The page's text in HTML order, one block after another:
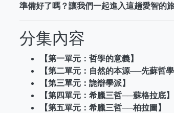
準備好了嗎？讓我們一起進入這趟愛智的
分集內容
【第一單元：哲學的意義】
【第二單元：自然的本源──先蘇哲學
【第三單元：詭辯學派】
【第四單元：希臘三哲──蘇格拉底】
【第五單元：希臘三哲──柏拉圖】